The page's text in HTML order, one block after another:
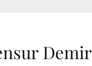
Demir